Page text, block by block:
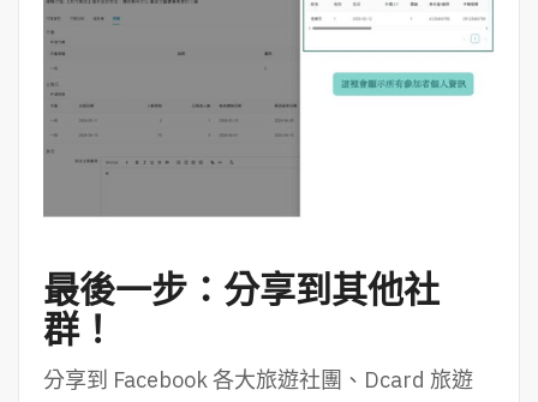
最後一步： 分享到其他社
群！
分享到 Facebook 各大旅遊社團、Dcard 旅遊